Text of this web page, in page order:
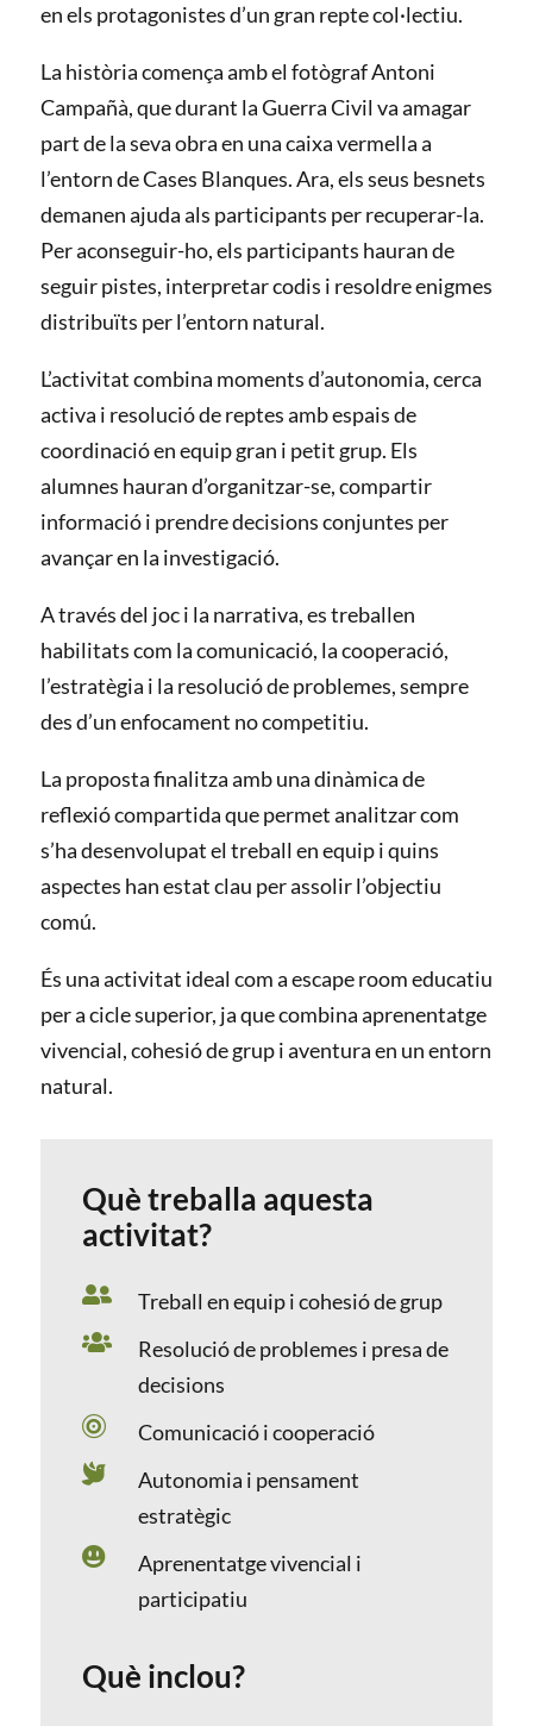
en els protagonistes d’un gran repte col·lectiu.
La història comença amb el fotògraf Antoni
Campañà, que durant la Guerra Civil va amagar
part de la seva obra en una caixa vermella a
l’entorn de Cases Blanques. Ara, els seus besnets
demanen ajuda als participants per recuperar-la.
Per aconseguir-ho, els participants hauran de
seguir pistes, interpretar codis i resoldre enigmes
distribuïts per l’entorn natural.
L’activitat combina moments d’autonomia, cerca
activa i resolució de reptes amb espais de
coordinació en equip gran i petit grup. Els
alumnes hauran d’organitzar-se, compartir
informació i prendre decisions conjuntes per
avançar en la investigació.
A través del joc i la narrativa, es treballen
habilitats com la comunicació, la cooperació,
l’estratègia i la resolució de problemes, sempre
des d’un enfocament no competitiu.
La proposta finalitza amb una dinàmica de
reflexió compartida que permet analitzar com
s’ha desenvolupat el treball en equip i quins
aspectes han estat clau per assolir l’objectiu
comú.
És una activitat ideal com a escape room educatiu
per a cicle superior, ja que combina aprenentatge
vivencial, cohesió de grup i aventura en un entorn
natural.
Què treballa aquesta
activitat?
 Treball en equip i cohesió de grup

Resolució de problemes i presa de
decisions
 Comunicació i cooperació

Autonomia i pensament
estratègic

Aprenentatge vivencial i
participatiu
Què inclou?